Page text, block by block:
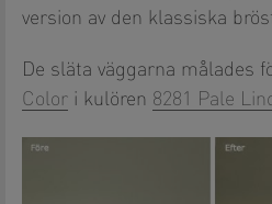
version av den klassiska
De släta väggarna målades
Color i kulören 8281 Pale